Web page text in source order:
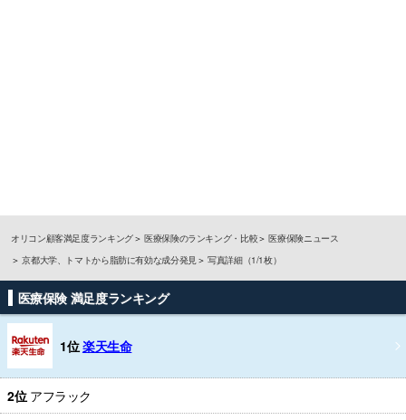
オリコン顧客満足度ランキング 医療保険のランキング・比較
医療保険ニュース
京都大学、トマトから脂肪に有効な成分発見
写真詳細（1/1枚）
医療保険 満足度ランキング
1位楽天生命
2位 アフラック